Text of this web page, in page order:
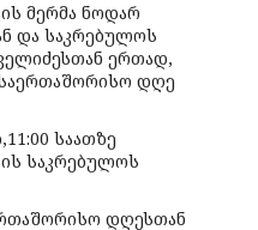
მერმა ნოდარ
და საკრებულოს
ერთად,
დღე
საათზე
საკრებულოს
დღესთან